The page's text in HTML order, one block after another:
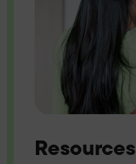
Resources